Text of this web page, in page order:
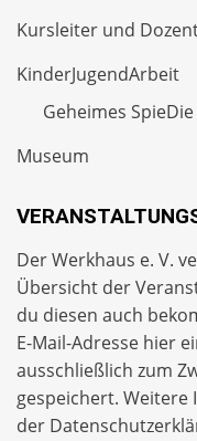
Kursleiter und
KinderJugendArbeit
Geheimes SpieDie
Museum
Der Werkhaus e. V.
Übersicht der
du diesen auch
E-Mail-Adresse hier
ausschließlich zum
gespeichert.
der